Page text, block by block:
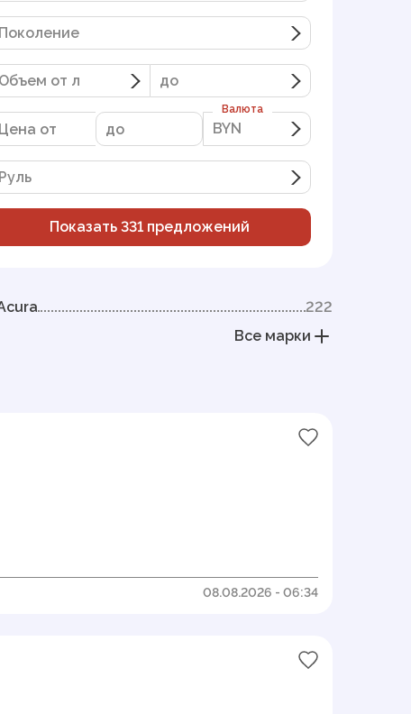
Поколение
Объем от л до
BYN
BYN
Валюта
Руль
Показать 331 предложений
222
Все марки
08.08.2026 - 06:34